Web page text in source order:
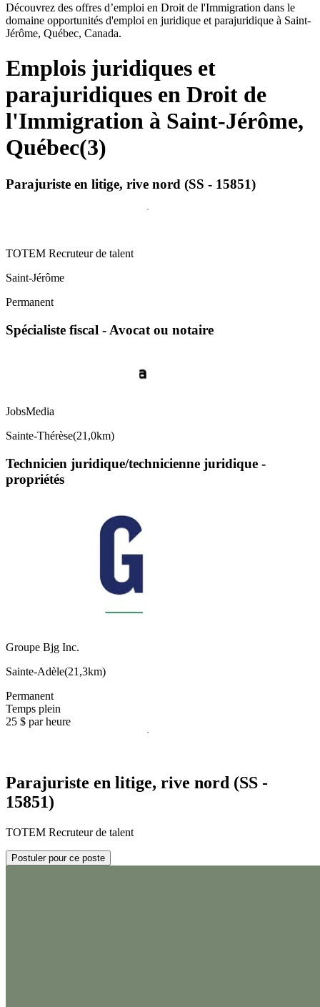
Découvrez des offres d’emploi en Droit de l'Immigration dans le
domaine opportunités d'emploi en juridique et parajuridique à Saint-
Jérôme, Québec, Canada.
Emplois juridiques et
parajuridiques en Droit de
l'Immigration à Saint-Jérôme,
Québec(3)
Parajuriste en litige, rive nord (SS - 15851)
TOTEM Recruteur de talent
Saint-Jérôme
Permanent
Spécialiste fiscal - Avocat ou notaire
JobsMedia
Sainte-Thérèse(21,0km)
Technicien juridique/technicienne juridique -
propriétés
Groupe Bjg Inc.
Sainte-Adèle(21,3km)
Permanent
Temps plein
25 $ par heure
Parajuriste en litige, rive nord (SS -
15851)
TOTEM Recruteur de talent
Postuler pour ce poste